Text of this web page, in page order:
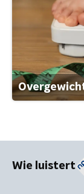
Wie luistert